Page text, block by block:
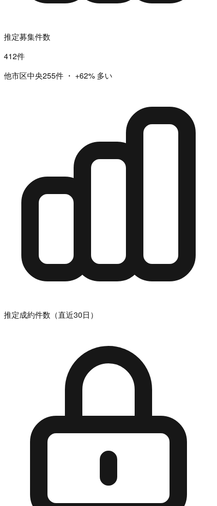
推定募集件数
412件
他市区中央255件 ・ +62% 多い
推定成約件数（直近30日）